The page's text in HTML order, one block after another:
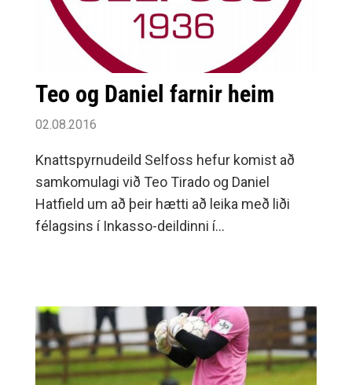
Teo og Daniel farnir heim
02.08.2016
Knattspyrnudeild Selfoss hefur komist að
samkomulagi við Teo Tirado og Daniel
Hatfield um að þeir hætti að leika með liði
félagsins í Inkasso-deildinni í
Selfoss í sumar í deild og bikar og skoraði
fjögur mörk.